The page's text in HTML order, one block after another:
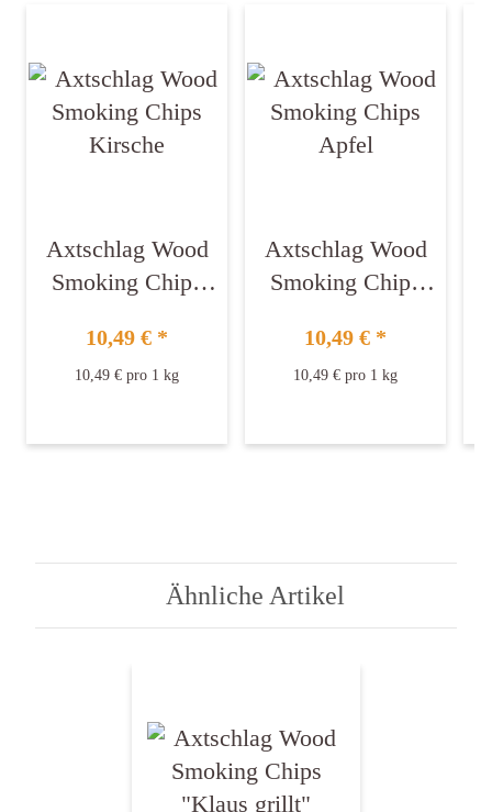
Axtschlag Wood
Smoking Chips
10,49 € *
10,49 € pro 1 kg
Axtschlag Wood
Smoking Chips
10,49 € *
10,49 € pro 1 kg
Ähnliche Artikel